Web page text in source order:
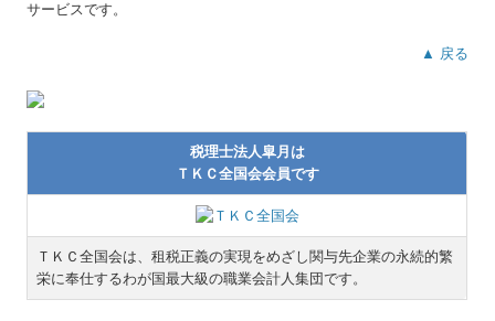
税理士法人皐月は
ＴＫＣ全国会会員です
ＴＫＣ全国会は、租税正義の実現をめざし関与先企業の永続的繁
栄に奉仕するわが国最大級の職業会計人集団です。
サービスです。
▲ 戻る